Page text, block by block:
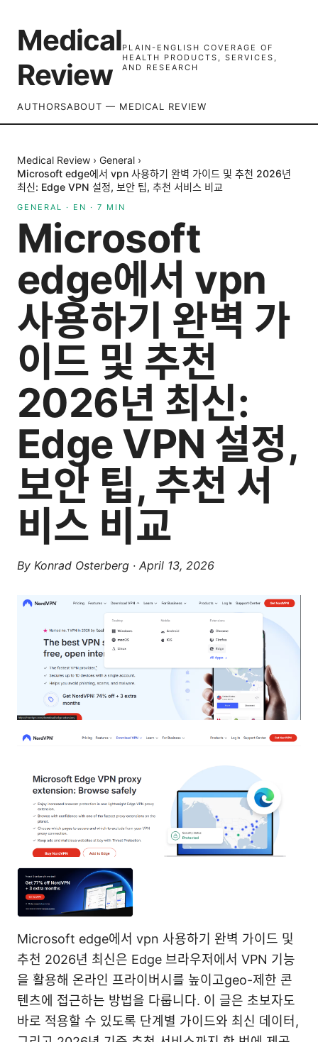
Medical
Review
PLAIN-ENGLISH COVERAGE OF
HEALTH PRODUCTS, SERVICES,
AND RESEARCH
AUTHORSABOUT — MEDICAL REVIEW
Medical Review › General ›
Microsoft edge에서 vpn 사용하기 완벽 가이드 및 추천 2026년
최신: Edge VPN 설정, 보안 팁, 추천 서비스 비교
GENERAL · EN · 7 MIN
Microsoft
edge에서 vpn
사용하기 완벽 가
이드 및 추천
2026년 최신:
Edge VPN 설정,
보안 팁, 추천 서
비스 비교
By Konrad Osterberg · April 13, 2026
Microsoft edge에서 vpn 사용하기 완벽 가이드 및
추천 2026년 최신은 Edge 브라우저에서 VPN 기능
을 활용해 온라인 프라이버시를 높이고geo-제한 콘
텐츠에 접근하는 방법을 다룹니다. 이 글은 초보자도
바로 적용할 수 있도록 단계별 가이드와 최신 데이터,